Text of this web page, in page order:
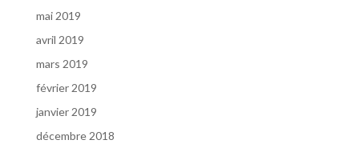
mai 2019
avril 2019
mars 2019
février 2019
janvier 2019
décembre 2018